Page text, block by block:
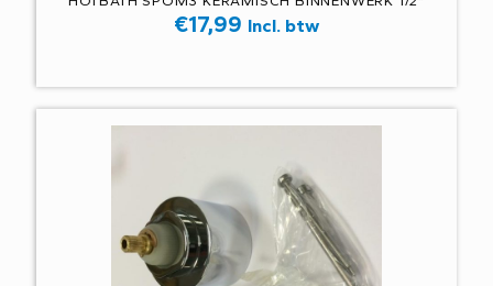
€17,99 Incl. btw